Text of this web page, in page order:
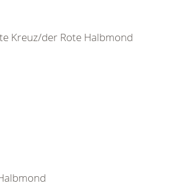
Kreuz/der Rote Halbmond